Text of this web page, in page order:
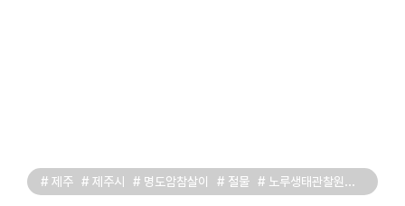
# 제주 # 제주시 # 명도암참살이 # 절물 # 노루생태관찰원
# 절물자연휴양림 # 에코랜드 # 이호테우해수욕장